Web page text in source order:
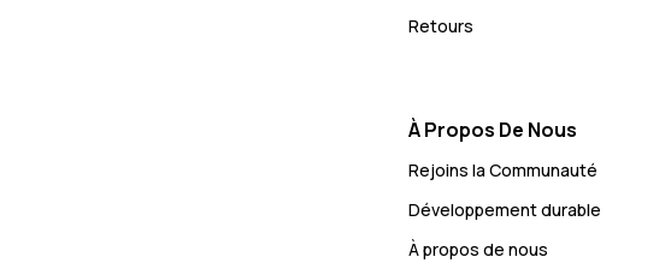
Retours
À Propos De Nous
Rejoins la Communauté
Développement durable
À propos de nous